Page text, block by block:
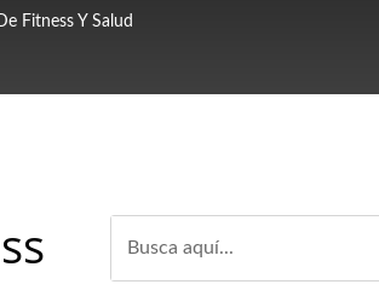
de sensor, juegos de terminales sin
Fitness Y Salud